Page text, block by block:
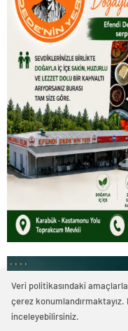
0 0
0 0
Veri politikasındaki
çerez
inceleyebilirsiniz.